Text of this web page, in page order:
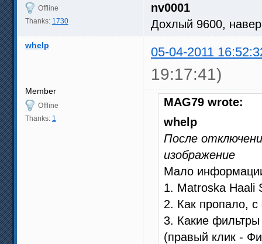
Offline
Thanks: 1730
nv0001
Дохлый 9600,
whelp 05-04-2011
19:17:41)
Member
Offline
Thanks: 1
MAG79 wrote:
whelp
После
изображение
Мало
1. Matroska Haali
2. Как пропало,
3. Какие фильтры
(правый клик -